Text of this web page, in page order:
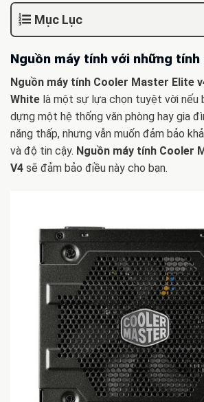
Mục Lục
Nguồn máy tính với những tính
Nguồn máy tính Cooler Master Elite
White là một sự lựa chọn tuyệt vời nếu
dựng một hệ thống văn phòng hay gia
năng thấp, nhưng vẫn muốn đảm bảo
và độ tin cậy. Nguồn máy tính Cooler
V4 sẽ đảm bảo điều này cho bạn.